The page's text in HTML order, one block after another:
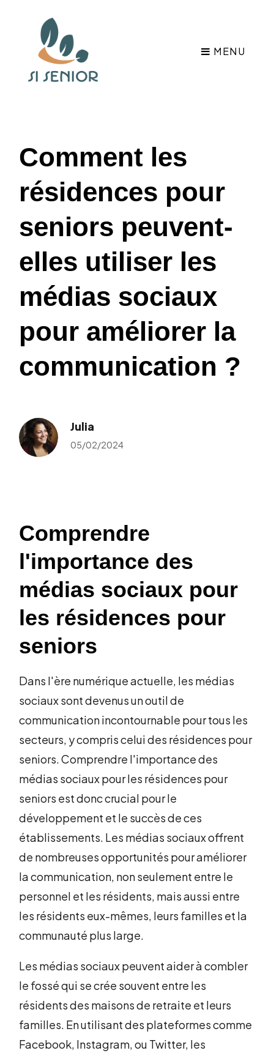
MENU
Comment les
résidences pour
seniors peuvent-
elles utiliser les
médias sociaux
pour améliorer la
communication ?
Julia
05/02/2024
Comprendre
l'importance des
médias sociaux pour
les résidences pour
seniors
Dans l'ère numérique actuelle, les médias
sociaux sont devenus un outil de
communication incontournable pour tous les
secteurs, y compris celui des résidences pour
seniors. Comprendre l'importance des
médias sociaux pour les résidences pour
seniors est donc crucial pour le
développement et le succès de ces
établissements. Les médias sociaux offrent
de nombreuses opportunités pour améliorer
la communication, non seulement entre le
personnel et les résidents, mais aussi entre
les résidents eux-mêmes, leurs familles et la
communauté plus large.
Les médias sociaux peuvent aider à combler
le fossé qui se crée souvent entre les
résidents des maisons de retraite et leurs
familles. En utilisant des plateformes comme
Facebook, Instagram, ou Twitter, les